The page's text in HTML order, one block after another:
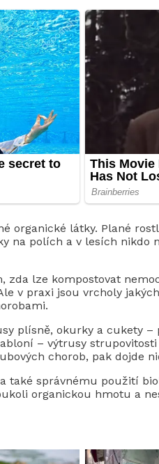
organické látky. Plané
na polích a v lesích nikdo
zda lze kompostovat
v praxi jsou vrcholy
plísně, okurky a cukety –
– výtrusy
chorob, pak dojde
také správnému použití
organickou hmotu a